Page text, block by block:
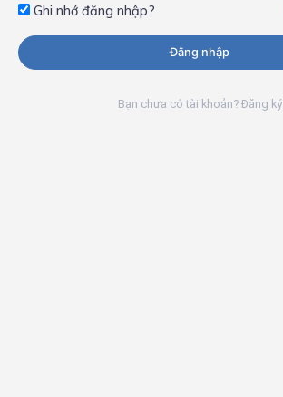
Ghi nhớ đăng nhập?
Đăng nhập
Bạn chưa có tài khoản? Đăng ký